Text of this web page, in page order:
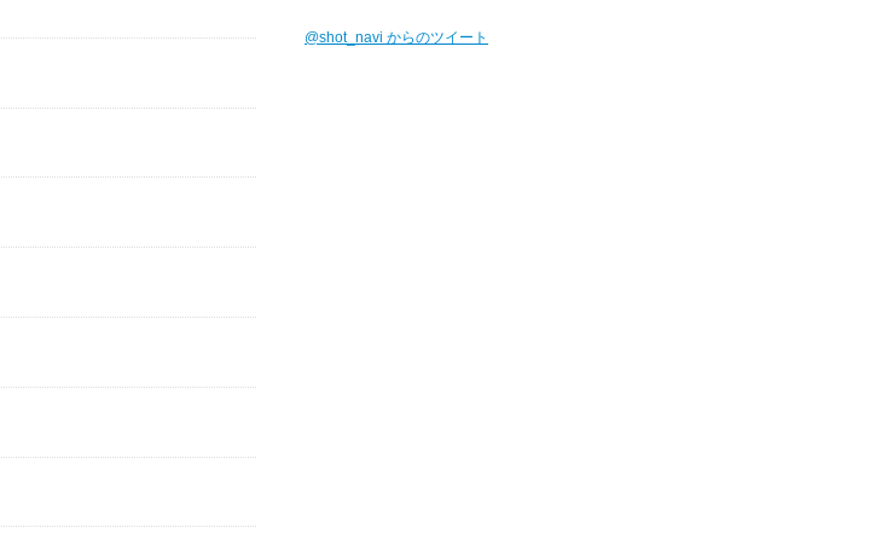
@shot_navi からのツイート